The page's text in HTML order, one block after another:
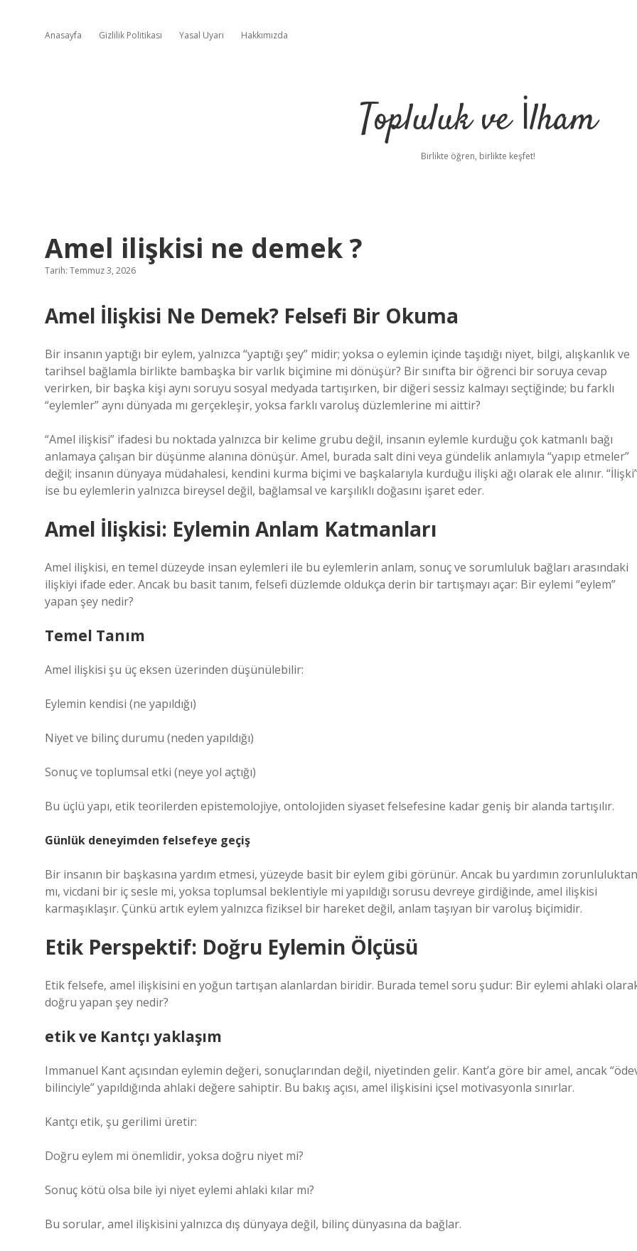
Anasayfa Gizlilik Politikası Yasal Uyarı Hakkımızda
Topluluk ve İlham
Birlikte öğren, birlikte keşfet!
Amel ilişkisi ne demek ?
Tarih: Temmuz 3, 2026
Amel İlişkisi Ne Demek? Felsefi Bir Okuma
Bir insanın yaptığı bir eylem, yalnızca “yaptığı şey” midir; yoksa o eylemin içinde taşıdığı niyet, bilgi, alışkanlık ve
tarihsel bağlamla birlikte bambaşka bir varlık biçimine mi dönüşür? Bir sınıfta bir öğrenci bir soruya cevap
verirken, bir başka kişi aynı soruyu sosyal medyada tartışırken, bir diğeri sessiz kalmayı seçtiğinde; bu farklı
“eylemler” aynı dünyada mı gerçekleşir, yoksa farklı varoluş düzlemlerine mi aittir?
“Amel ilişkisi” ifadesi bu noktada yalnızca bir kelime grubu değil, insanın eylemle kurduğu çok katmanlı bağı
anlamaya çalışan bir düşünme alanına dönüşür. Amel, burada salt dini veya gündelik anlamıyla “yapıp etmeler”
değil; insanın dünyaya müdahalesi, kendini kurma biçimi ve başkalarıyla kurduğu ilişki ağı olarak ele alınır.
ise bu eylemlerin yalnızca bireysel değil, bağlamsal ve karşılıklı doğasını işaret eder.
Amel İlişkisi: Eylemin Anlam Katmanları
Amel ilişkisi, en temel düzeyde insan eylemleri ile bu eylemlerin anlam, sonuç ve sorumluluk bağları arasındaki
ilişkiyi ifade eder. Ancak bu basit tanım, felsefi düzlemde oldukça derin bir tartışmayı açar: Bir eylemi “eylem”
yapan şey nedir?
Temel Tanım
Amel ilişkisi şu üç eksen üzerinden düşünülebilir:
Eylemin kendisi (ne yapıldığı)
Niyet ve bilinç durumu (neden yapıldığı)
Sonuç ve toplumsal etki (neye yol açtığı)
Bu üçlü yapı, etik teorilerden epistemolojiye, ontolojiden siyaset felsefesine kadar geniş bir alanda tartışılır.
Günlük deneyimden felsefeye geçiş
Bir insanın bir başkasına yardım etmesi, yüzeyde basit bir eylem gibi görünür. Ancak bu yardımın zorunluluktan
mı, vicdani bir iç sesle mi, yoksa toplumsal beklentiyle mi yapıldığı sorusu devreye girdiğinde, amel ilişkisi
karmaşıklaşır. Çünkü artık eylem yalnızca fiziksel bir hareket değil, anlam taşıyan bir varoluş biçimidir.
Etik Perspektif: Doğru Eylemin Ölçüsü
Etik felsefe, amel ilişkisini en yoğun tartışan alanlardan biridir. Burada temel soru şudur: Bir eylemi ahlaki
doğru yapan şey nedir?
etikve Kantçı yaklaşım
Immanuel Kant açısından eylemin değeri, sonuçlarından değil, niyetinden gelir. Kant’a göre bir amel, ancak
bilinciyle” yapıldığında ahlaki değere sahiptir. Bu bakış açısı, amel ilişkisini içsel motivasyonla sınırlar.
Kantçı etik, şu gerilimi üretir:
Doğru eylem mi önemlidir, yoksa doğru niyet mi?
Sonuç kötü olsa bile iyi niyet eylemi ahlaki kılar mı?
Bu sorular, amel ilişkisini yalnızca dış dünyaya değil, bilinç dünyasına da bağlar.